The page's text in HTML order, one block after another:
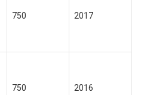
750 2017
750 2016